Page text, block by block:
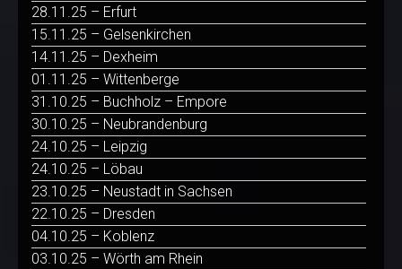
28.11.25 – Erfurt
15.11.25 – Gelsenkirchen
14.11.25 – Dexheim
01.11.25 – Wittenberge
31.10.25 – Buchholz – Empore
30.10.25 – Neubrandenburg
24.10.25 – Leipzig
24.10.25 – Löbau
23.10.25 – Neustadt in Sachsen
22.10.25 – Dresden
04.10.25 – Koblenz
03.10.25 – Wörth am Rhein